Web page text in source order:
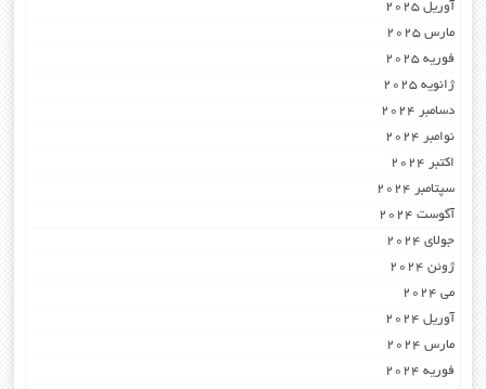
آوریل 2025
مارس 2025
فوریه 2025
ژانویه 2025
دسامبر 2024
نوامبر 2024
اکتبر 2024
سپتامبر 2024
آگوست 2024
جولای 2024
ژوئن 2024
می 2024
آوریل 2024
مارس 2024
فوریه 2024